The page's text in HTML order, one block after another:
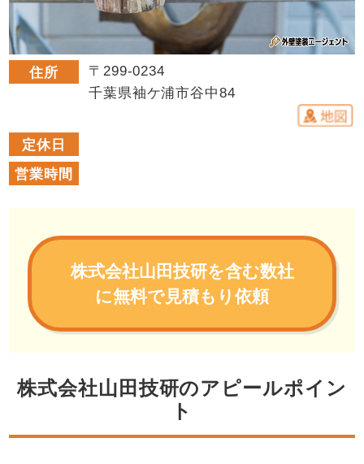
住所
〒299-0234
千葉県袖ケ浦市谷中84
定休日
営業時間
株式会社山田技研を含む数社
に無料で見積もり依頼
株式会社山田技研のアピールポイン
ト